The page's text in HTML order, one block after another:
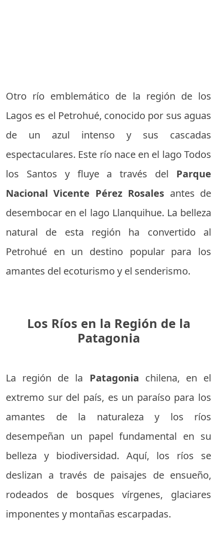
Otro río emblemático de la región de los
Lagos es el Petrohué, conocido por sus aguas
de un azul intenso y sus cascadas
espectaculares. Este río nace en el lago Todos
los Santos y fluye a través del Parque
Nacional Vicente Pérez Rosales antes de
desembocar en el lago Llanquihue. La belleza
natural de esta región ha convertido al
Petrohué en un destino popular para los
amantes del ecoturismo y el senderismo.
Los Ríos en la Región de la
Patagonia
La región de la Patagonia chilena, en el
extremo sur del país, es un paraíso para los
amantes de la naturaleza y los ríos
desempeñan un papel fundamental en su
belleza y biodiversidad. Aquí, los ríos se
deslizan a través de paisajes de ensueño,
rodeados de bosques vírgenes, glaciares
imponentes y montañas escarpadas.